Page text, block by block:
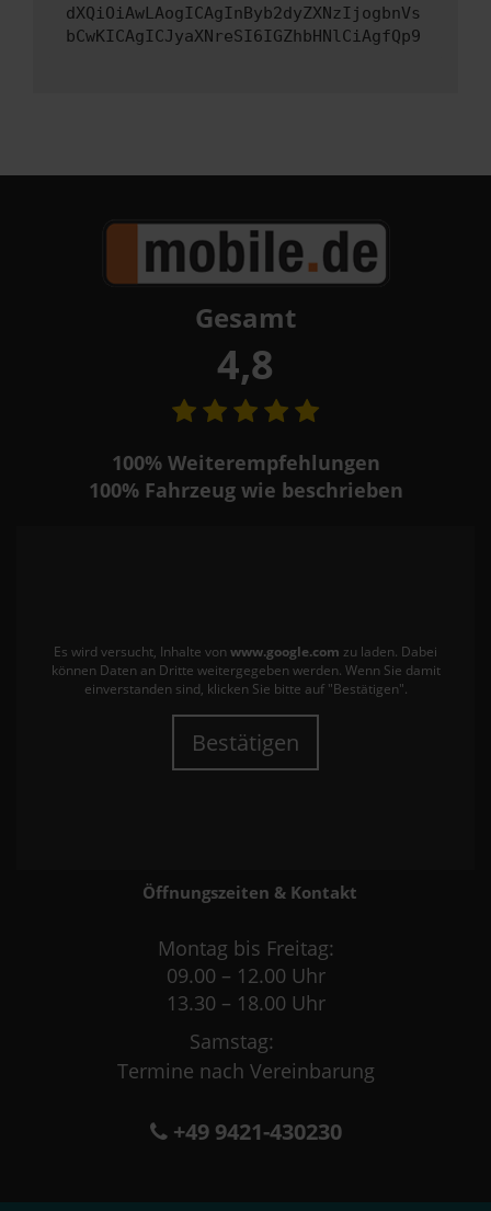
dXQiOiAwLAogICAgInByb2dyZXNzIjogbnVs
bCwKICAgICJyaXNreSI6IGZhbHNlCiAgfQp9
Gesamt
4,8
100%Weiterempfehlungen
100%Fahrzeug wie beschrieben
Es wird versucht, Inhalte von www.google.com zu laden. Dabei
können Daten an Dritte weitergegeben werden. Wenn Sie damit
einverstanden sind, klicken Sie bitte auf "Bestätigen".
Bestätigen
Öffnungszeiten & Kontakt
Montag bis Freitag:
09.00 – 12.00 Uhr
13.30 – 18.00 Uhr
Samstag:
Termine nach Vereinbarung
+49 9421-430230